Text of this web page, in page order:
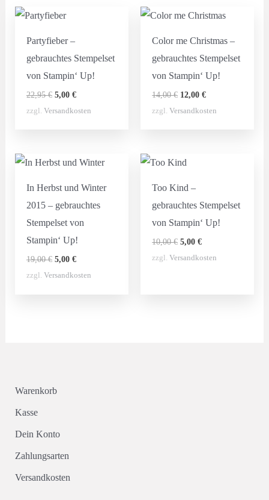
Partyfieber –
gebrauchtes Stempelset
von Stampin‘ Up!
22,95€ Ursprünglicher
war:
5,00 €Aktueller
ist:
zzgl. Versandkosten
Color me Christmas –
gebrauchtes Stempelset
von Stampin‘ Up!
14,00€ Ursprünglicher
war:
12,00€Aktueller
ist:
zzgl.Versandkosten
In Herbst und Winter
2015 – gebrauchtes
Stempelset von
Stampin‘ Up!
19,00€ Ursprünglicher
war:
5,00 €Aktueller
ist:
zzgl. Versandkosten
Too Kind –
gebrauchtes Stempelset
von Stampin‘ Up!
10,00€ Ursprünglicher
war:
5,00€Aktueller
ist:
zzgl.Versandkosten
Warenkorb
Kasse
Dein Konto
Zahlungsarten
Versandkosten